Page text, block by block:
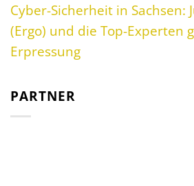
Cyber-Sicherheit in Sachsen:
(Ergo) und die Top-Experten
Erpressung
PARTNER